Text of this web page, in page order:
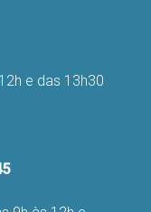
e das 13h30